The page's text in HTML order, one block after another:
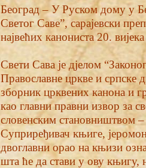
Београд – У Руском дому у
Светог Саве”, сарајевски
највећих канониста 20.
Свети Сава је дјелом
Православне цркве и српске
зборник црквених канона и
као главни правни извор за
словенским становништвом
Суприређивач књиге,
двоглавни орао на књизи
шта ће да стави у ову књигу,